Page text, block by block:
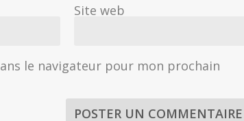
Site web
le navigateur pour mon prochain